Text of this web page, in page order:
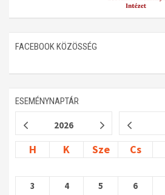
FACEBOOK KÖZÖSSÉG
ESEMÉNYNAPTÁR
2026
H K Sze Cs
3
4 5 6